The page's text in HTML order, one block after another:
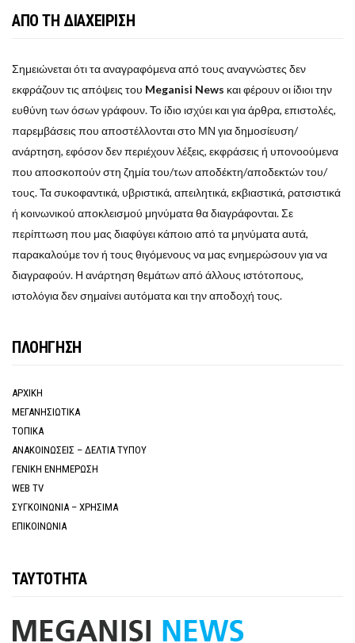
ΑΠΟ ΤΗ ΔΙΑΧΕΙΡΙΣΗ
Σημειώνεται ότι τα αναγραφόμενα από τους αναγνώστες δεν
εκφράζουν τις απόψεις του Meganisi News και φέρουν οι ίδιοι την
ευθύνη των όσων γράφουν. Το ίδιο ισχύει και για άρθρα, επιστολές,
παρεμβάσεις που αποστέλλονται στο ΜΝ για δημοσίευση/
ανάρτηση, εφόσον δεν περιέχουν λέξεις, εκφράσεις ή υπονοούμενα
που αποσκοπούν στη ζημία του/των αποδέκτη/αποδεκτών του/
τους. Τα συκοφαντικά, υβριστικά, απειλητικά, εκβιαστικά, ρατσιστικά
ή κοινωνικού αποκλεισμού μηνύματα θα διαγράφονται. Σε
περίπτωση που μας διαφύγει κάποιο από τα μηνύματα αυτά,
παρακαλούμε τον ή τους θιγόμενους να μας ενημερώσουν για να
διαγραφούν. Η ανάρτηση θεμάτων από άλλους ιστότοπους,
ιστολόγια δεν σημαίνει αυτόματα και την αποδοχή τους.
ΠΛΟΗΓΗΣΗ
ΑΡΧΙΚΗ
ΜΕΓΑΝΗΣΙΩΤΙΚΑ
ΤΟΠΙΚΑ
ΑΝΑΚΟΙΝΩΣΕΙΣ – ΔΕΛΤΙΑ ΤΥΠΟΥ
ΓΕΝΙΚΗ ΕΝΗΜΕΡΩΣΗ
WEB TV
ΣΥΓΚΟΙΝΩΝΙΑ – ΧΡΗΣΙΜΑ
ΕΠΙΚΟΙΝΩΝΙΑ
ΤΑΥΤΟΤΗΤΑ